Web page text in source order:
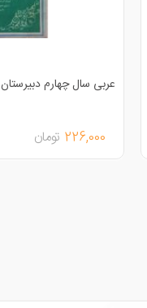
عربی سال چهارم دبیرستان 1367
226,000 تومان